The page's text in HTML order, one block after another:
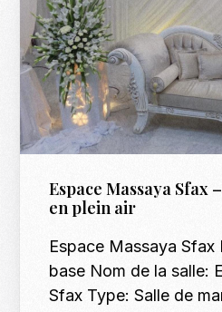
Espace Massaya Sfax
en plein air
Espace Massaya
base Nom de la salle:
Sfax Type: Salle de